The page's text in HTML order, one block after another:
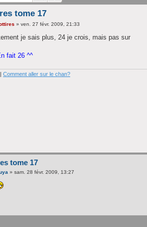
tome 17
» ven. 27 févr. 2009, 21:33
je sais plus, 24 je crois, mais pas sur
fait 26 ^^
Comment aller sur le chan?
tome 17
» sam. 28 févr. 2009, 13:27